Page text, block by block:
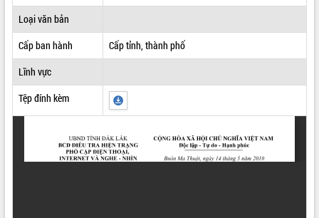
Loại văn bản
Cấp ban hành
Cấp tỉnh, thành phố
Lĩnh vực
Tệp đính kèm